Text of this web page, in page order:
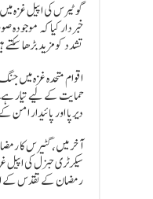
گوٹیرس کی اپیل غزہ
خبردار کیا کہ موجودہ
تشدد کو مزید بڑھا سکتے
اقوام متحدہ غزہ
حمایت کے لیے تیار
دیرپا اور پائیدار
آخر میں، گٹیرس کا
سیکرٹری جنرل کی اپیل
رمضان کے تقدس کے